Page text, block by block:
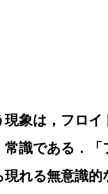
象は，フロイ
識である．
れる無意識